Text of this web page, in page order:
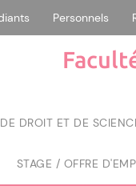
Personnels
DE DROIT ET DE
STAGE / OFFRE